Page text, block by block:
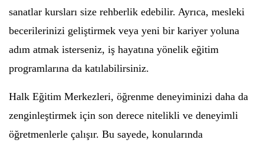
sanatlar kursları size rehberlik edebilir. Ayrıca, mesleki
becerilerinizi geliştirmek veya yeni bir kariyer yoluna
adım atmak isterseniz, iş hayatına yönelik eğitim
programlarına da katılabilirsiniz.
Halk Eğitim Merkezleri, öğrenme deneyiminizi daha da
zenginleştirmek için son derece nitelikli ve deneyimli
öğretmenlerle çalışır. Bu sayede, konularında